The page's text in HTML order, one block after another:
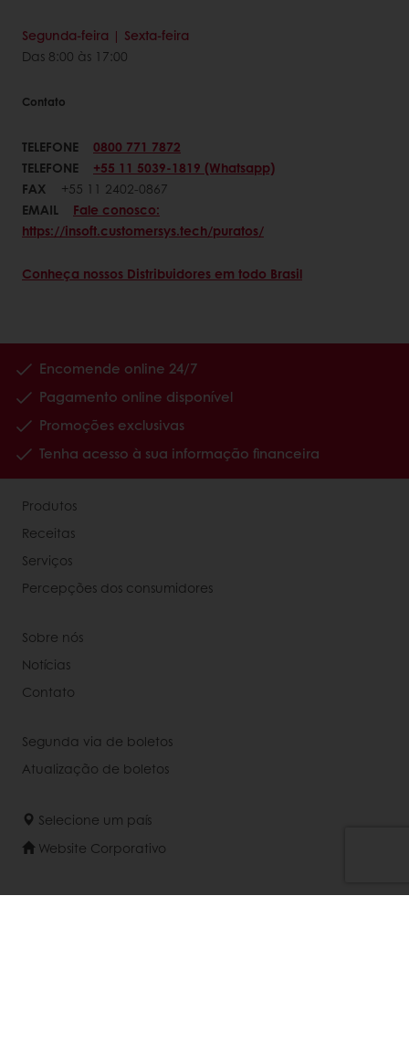
Segunda-feira | Sexta-feira
Das 8:00 às 17:00
Contato
TELEFONE
0800 771 7872
TELEFONE
+55 11 5039-1819 (Whatsapp)
FAX
+55 11 2402-0867
EMAIL
Fale conosco:
https://insoft.customersys.tech/puratos/
Conheça nossos Distribuidores em todo Brasil
Encomende online 24/7
Pagamento online disponível
Promoções exclusivas
Tenha acesso à sua informação financeira
Produtos
Receitas
Serviços
Percepções dos consumidores
Sobre nós
Notícias
Contato
Segunda via de boletos
Atualização de boletos
Selecione um país
Website Corporativo